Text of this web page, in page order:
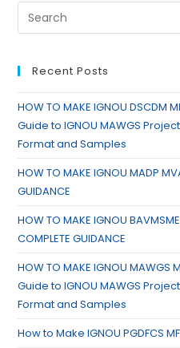
Recent Posts
HOW TO MAKE IGNOU
Guide to IGNOU MAWGS
Format and Samples
HOW TO MAKE IGNOU MADP
GUIDANCE
HOW TO MAKE IGNOU BAVMSME
COMPLETE GUIDANCE
HOW TO MAKE IGNOU
Guide to IGNOU MAWGS
Format and Samples
How to Make IGNOU PGDFCS